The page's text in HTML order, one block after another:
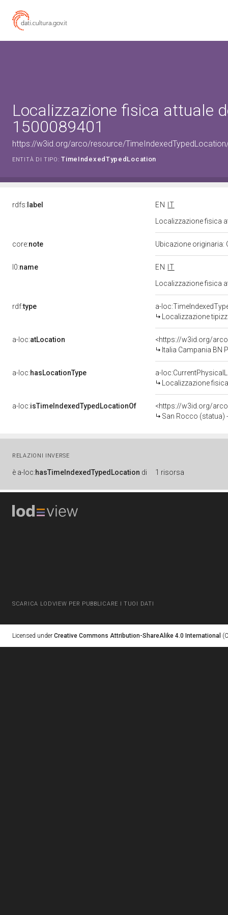
Localizzazione fisica attuale
1500089401
https://w3id.org/arco/resource/
ENTITÀ DI TIPO: TimeIndexedTypedLocation
rdfs: label EN
IT
Localizzazione fisica
core:note Ubicazione originaria:
l0:name EN
IT
Localizzazione fisica
rdf:type
a-
Localizzazione
a-loc:atLocation
<https://w3id.org/
Italia Campania BN
a-loc:hasLocationType
a-
Localizzazione
a-loc:isTimeIndexedTypedLocationOf
<https://w3id.org/
San Rocco (statua)
RELAZIONI INVERSE
è a-loc:hasTimeIndexedTypedLocation di 1 risorsa
SCARICA LODVIEW PER PUBBLICARE I TUOI DATI
Licensed under Creative Commons Attribution-ShareAlike 4.0 International